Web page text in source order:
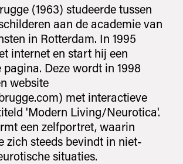
(1963) studeerde tussen
aan de academie van
in Rotterdam. In 1995
internet en start hij een
Deze wordt in 1998
website
met interactieve
'Modern Living/Neurotica'.
een zelfportret, waarin
zich steeds bevindt in niet-
situaties.